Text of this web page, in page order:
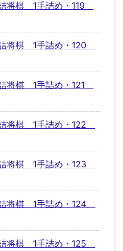
将棋 1手詰め・119
将棋 1手詰め・120
将棋 1手詰め・121
将棋 1手詰め・122
将棋 1手詰め・123
将棋 1手詰め・124
将棋 1手詰め・125